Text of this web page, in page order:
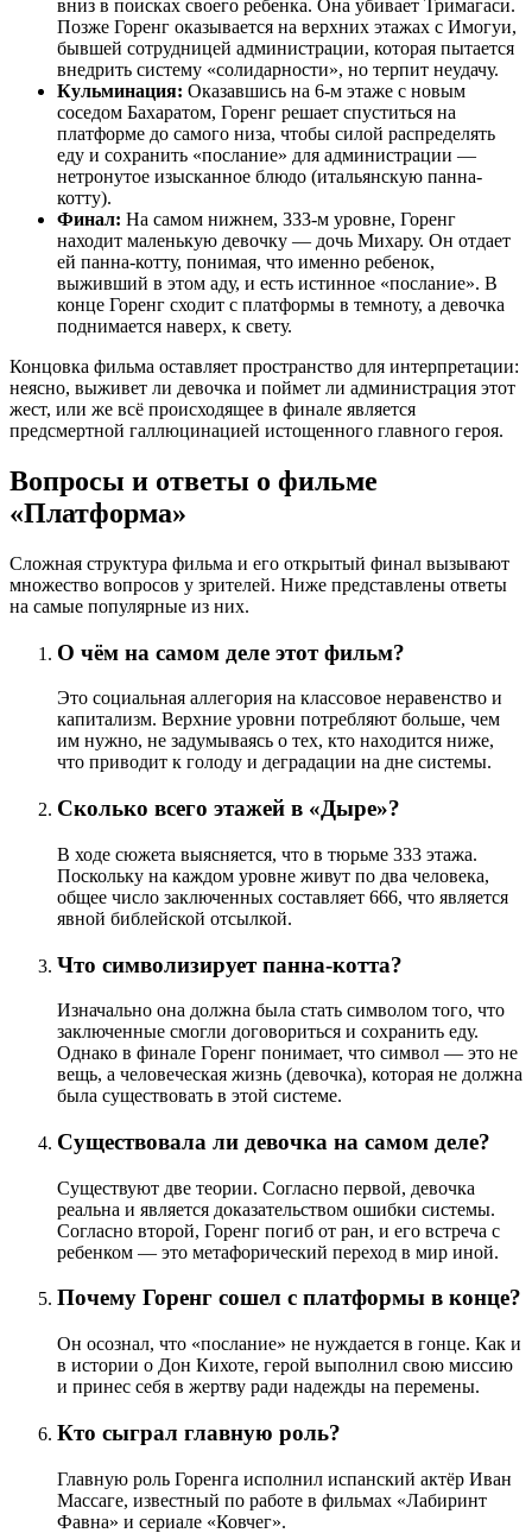
вниз в поисках своего ребенка. Она убивает Тримагаси.
Позже Горенг оказывается на верхних этажах с Имогуи,
бывшей сотрудницей администрации, которая пытается
внедрить систему «солидарности», но терпит неудачу.
Кульминация: Оказавшись на 6-м этаже с новым
соседом Бахаратом, Горенг решает спуститься на
платформе до самого низа, чтобы силой распределять
еду и сохранить «послание» для администрации —
нетронутое изысканное блюдо (итальянскую панна-
котту).
Финал: На самом нижнем, 333-м уровне, Горенг
находит маленькую девочку — дочь Михару. Он отдает
ей панна-котту, понимая, что именно ребенок,
выживший в этом аду, и есть истинное «послание». В
конце Горенг сходит с платформы в темноту, а девочка
поднимается наверх, к свету.
Концовка фильма оставляет пространство для интерпретации:
неясно, выживет ли девочка и поймет ли администрация этот
жест, или же всё происходящее в финале является
предсмертной галлюцинацией истощенного главного героя.
Вопросы и ответы о фильме
«Платформа»
Сложная структура фильма и его открытый финал вызывают
множество вопросов у зрителей. Ниже представлены ответы
на самые популярные из них.
О чём на самом деле этот фильм?
Это социальная аллегория на классовое неравенство и
капитализм. Верхние уровни потребляют больше, чем
им нужно, не задумываясь о тех, кто находится ниже,
что приводит к голоду и деградации на дне системы.
Сколько всего этажей в «Дыре»?
В ходе сюжета выясняется, что в тюрьме 333 этажа.
Поскольку на каждом уровне живут по два человека,
общее число заключенных составляет 666, что является
явной библейской отсылкой.
Что символизирует панна-котта?
Изначально она должна была стать символом того, что
заключенные смогли договориться и сохранить еду.
Однако в финале Горенг понимает, что символ — это не
вещь, а человеческая жизнь (девочка), которая не должна
была существовать в этой системе.
Существовала ли девочка на самом деле?
Существуют две теории. Согласно первой, девочка
реальна и является доказательством ошибки системы.
Согласно второй, Горенг погиб от ран, и его встреча с
ребенком — это метафорический переход в мир иной.
Почему Горенг сошел с платформы в конце?
Он осознал, что «послание» не нуждается в гонце. Как и
в истории о Дон Кихоте, герой выполнил свою миссию
и принес себя в жертву ради надежды на перемены.
Кто сыграл главную роль?
Главную роль Горенга исполнил испанский актёр Иван
Массаге, известный по работе в фильмах «Лабиринт
Фавна» и сериале «Ковчег».